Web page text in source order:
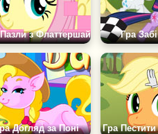
з Флаттершай Гра
Догляд за Поні